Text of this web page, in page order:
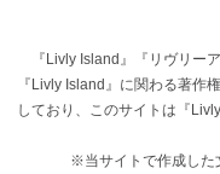
『Livly Island』『リヴリー
『Livly Island』に関わる著作
しており、このサイトは『
※当サイトで作成した